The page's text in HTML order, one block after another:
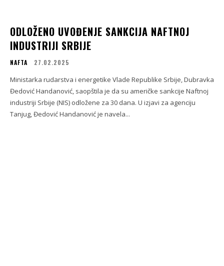
ODLOŽENO UVOĐENJE SANKCIJA NAFTNOJ
INDUSTRIJI SRBIJE
NAFTA 27.02.2025
Ministarka rudarstva i energetike Vlade Republike Srbije, Dubravka
Đedović Handanović, saopštila je da su američke sankcije Naftnoj
industriji Srbije (NIS) odložene za 30 dana. U izjavi za agenciju
Tanjug, Đedović Handanović je navela...